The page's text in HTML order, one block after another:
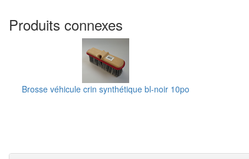
Produits connexes
Brosse véhicule crin synthétique bl-noir 10po